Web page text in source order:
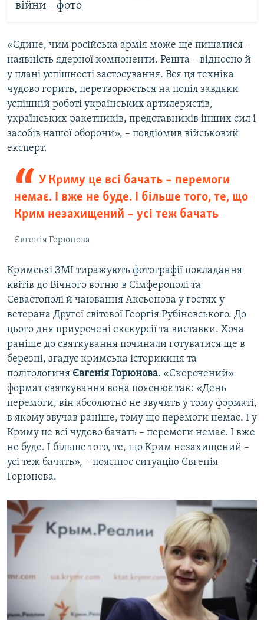
війни – фото
«Єдине, чим російська армія може ще пишатися –
наявність ядерної компоненти. Решта – відносно й
у плані успішності застосування. Вся ця техніка
чудово горить, перетворюється на попіл завдяки
успішній роботі українських артилеристів,
українських ракетників, представників інших сил і
засобів нашої оборони», – повдіомив військовий
експерт.
У Криму це всі бачать – перемоги
немає. І вже не буде. І більше того, те, що
Крим незахищений – усі теж бачать
Євгенія Горюнова
Кримські ЗМІ тиражують фотографії покладання
квітів до Вічного вогню в Сімферополі та
Севастополі й чаювання Аксьонова у гостях у
ветерана Другої світової Георгія Рубіновського. До
цього дня приурочені екскурсії та виставки. Хоча
раніше до святкування починали готуватися ще в
березні, згадує кримська історикиня та
політологиня Євгенія Горюнова. «Скорочений»
формат святкування вона пояснює так: «День
перемоги, він абсолютно не звучить у тому форматі,
в якому звучав раніше, тому що перемоги немає. І у
Криму це всі чудово бачать – перемоги немає. І вже
не буде. І більше того, те, що Крим незахищений –
усі теж бачать», – пояснює ситуацію Євгенія
Горюнова.